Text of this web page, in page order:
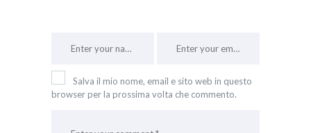
Salva il mio nome, email e sito web in questo
browser per la prossima volta che commento.